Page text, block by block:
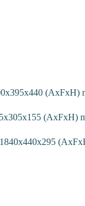
(AxFxH)
(AxFxH)